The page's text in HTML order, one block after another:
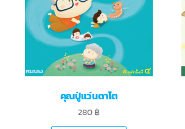
คุณปู่แว่นตาโต
280 ฿